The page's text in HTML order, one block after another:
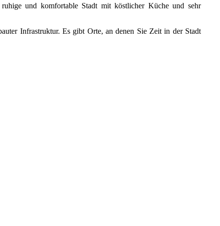
und komfortable Stadt mit köstlicher Küche und sehr
Infrastruktur. Es gibt Orte, an denen Sie Zeit in der Stadt